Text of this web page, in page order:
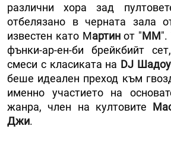
различни хора зад
отбелязано в черната зала
известен като Мартинот "ММ".
фънки-ар-ен-би брейкбийт
смеси с класиката на DJ Шадоу
беше идеален преход към
именно участието на
жанра, член на култовите
Джи.